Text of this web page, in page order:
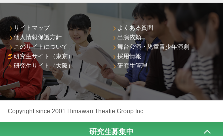
サイトマップ
個人情報保護方針
このサイトについて
研究生サイト（東京）
研究生サイト（大阪）
よくある質問
出演依頼
舞台公演・児童青少年演劇
採用情報
研究生管理
Copyright since 2001 Himawari Theatre Group Inc.
研究生募集中